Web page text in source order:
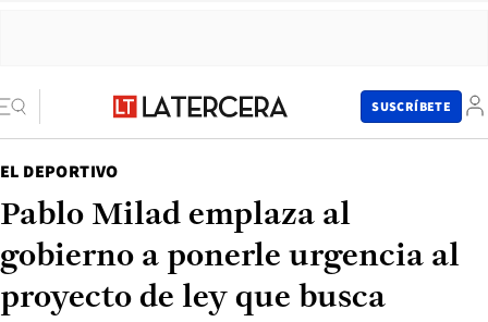
SUSCRÍBETE
EL DEPORTIVO
Pablo Milad emplaza al
gobierno a ponerle urgencia al
proyecto de ley que busca